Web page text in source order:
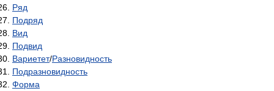
Ряд
Подряд
Вид
Подвид
Вариетет/Разновидность
Подразновидность
Форма